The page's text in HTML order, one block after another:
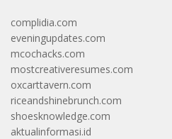
complidia.com
eveningupdates.com
mcochacks.com
mostcreativeresumes.com
oxcarttavern.com
riceandshinebrunch.com
shoesknowledge.com
aktualinformasi.id